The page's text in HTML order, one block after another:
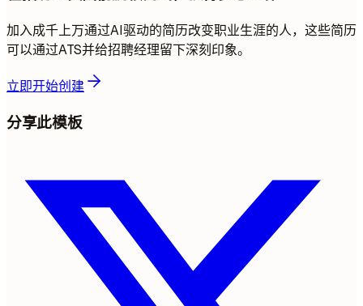
加入成千上万通过AI驱动的简历改变职业生涯的人，这些简历
可以通过ATS并给招聘经理留下深刻印象。
立即开始创建
分享此模板